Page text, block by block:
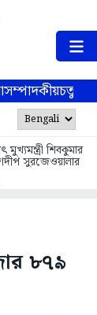
সম্পাদকীয়
মুখ্যমন্ত্রী শিবকুমার
সুরজেওয়ালার
৮৭৯